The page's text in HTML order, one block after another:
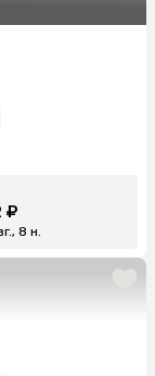
₽
8 н.